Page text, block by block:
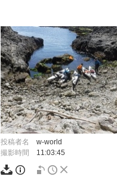
投稿者名
w-world
撮影時間
11:03:45